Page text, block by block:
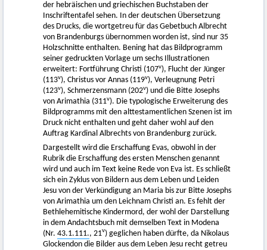
der hebräischen und griechischen Buchstaben der
Inschriftentafel sehen. In der deutschen Übersetzung
des Drucks, die wortgetreu für das Gebetbuch Albrecht
von Brandenburgs übernommen worden ist, sind nur 35
Holzschnitte enthalten. Bening hat das Bildprogramm
seiner gedruckten Vorlage um sechs Illustrationen
erweitert: Fortführung Christi (107v), Flucht der Jünger
(113v), Christus vor Annas (119v), Verleugnung Petri
(123v), Schmerzensmann (202v) und die Bitte Josephs
von Arimathia (311v). Die typologische Erweiterung des
Bildprogramms mit den alttestamentlichen Szenen ist im
Druck nicht enthalten und geht daher wohl auf den
Auftrag Kardinal Albrechts von Brandenburg zurück.
Dargestellt wird die Erschaffung Evas, obwohl in der
Rubrik die Erschaffung des ersten Menschen genannt
wird und auch im Text keine Rede von Eva ist. Es schließt
sich ein Zyklus von Bildern aus dem Leben und Leiden
Jesu von der Verkündigung an Maria bis zur Bitte Josephs
von Arimathia um den Leichnam Christi an. Es fehlt der
Bethlehemitische Kindermord, der wohl der Darstellung
in dem Andachtsbuch mit demselben Text in Modena
(Nr. 43.1.111., 21v) geglichen haben dürfte, da Nikolaus
Glockendon die Bilder aus dem Leben Jesu recht getreu